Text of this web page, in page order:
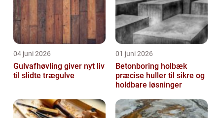
04 juni 2026
Gulvafhøvling giver nyt liv
til slidte trægulve
01 juni 2026
Betonboring holbæk
præcise huller til sikre og
holdbare løsninger